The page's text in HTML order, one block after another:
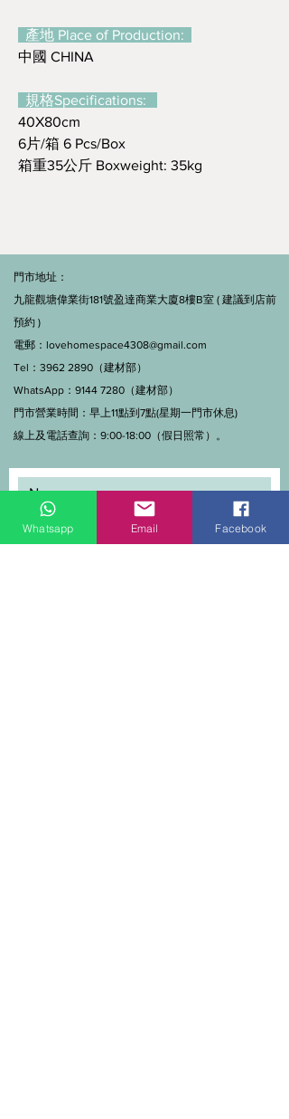
產地 Place of Production:
中國 CHINA
規格Specifications:
40X80cm
6片/箱 6 Pcs/Box
箱重35公斤 Boxweight: 35kg
門市地址：
九龍觀塘偉業街181號盈達商業大廈8樓B室 ( 建議到店前
預約 )
電郵： lovehomespace4308@gmail.com
Tel：3962 2890（建材部）
WhatsApp：9144 7280（建材部）
門市營業時間：早上11點到7點(星期一門市休息)
線上及電話查詢：9:00-18:00（假日照常）。
Whatsapp Email Facebook